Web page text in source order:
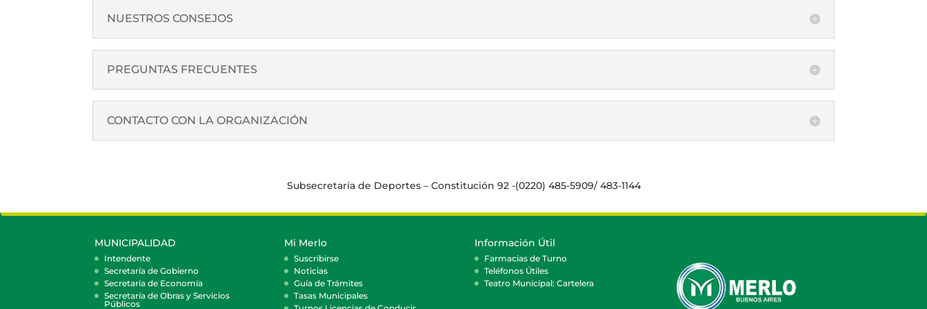
NUESTROS CONSEJOS
PREGUNTAS FRECUENTES
CONTACTO CON LA ORGANIZACIÓN
Subsecretaría de Deportes – Constitución 92 -(0220) 485-5909/ 483-1144
MUNICIPALIDAD
Intendente
Secretaría de Gobierno
Secretaría de Economía
Secretaría de Obras y Servicios
Públicos
Mi Merlo
Suscribirse
Noticias
Guía de Trámites
Tasas Municipales
Información Útil
Farmacias de Turno
Teléfonos Útiles
Teatro Municipal: Cartelera